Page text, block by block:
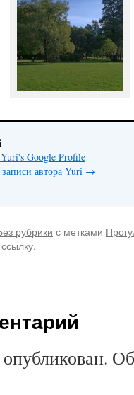
Google Profile
автора Yuri →
рубрики с метками
.